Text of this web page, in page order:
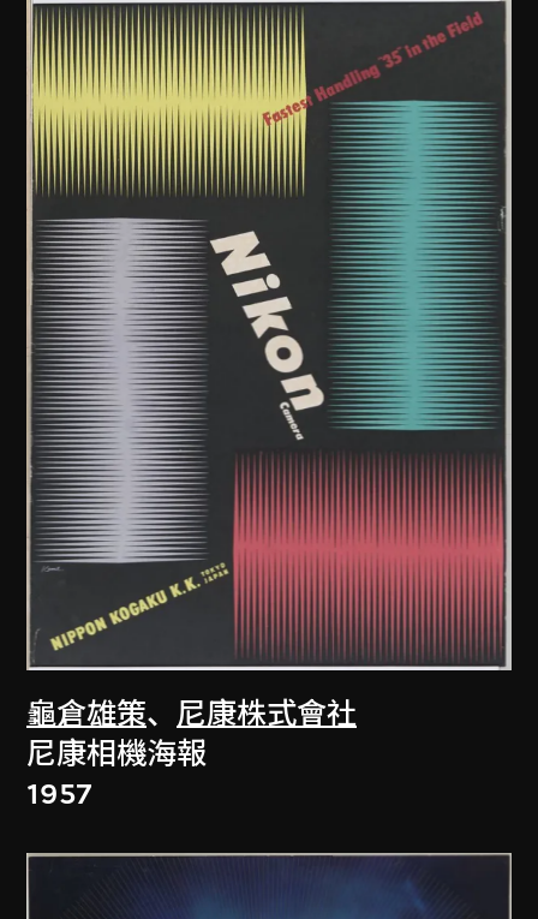
龜倉雄策、 尼康株式會社
尼康相機海報
1957